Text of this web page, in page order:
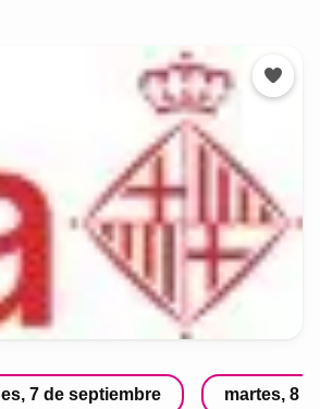
7 de septiembre martes, 8